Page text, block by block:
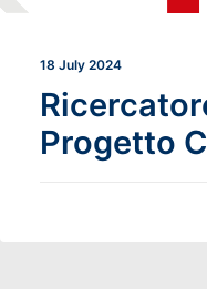
18 July 2024
Progetto